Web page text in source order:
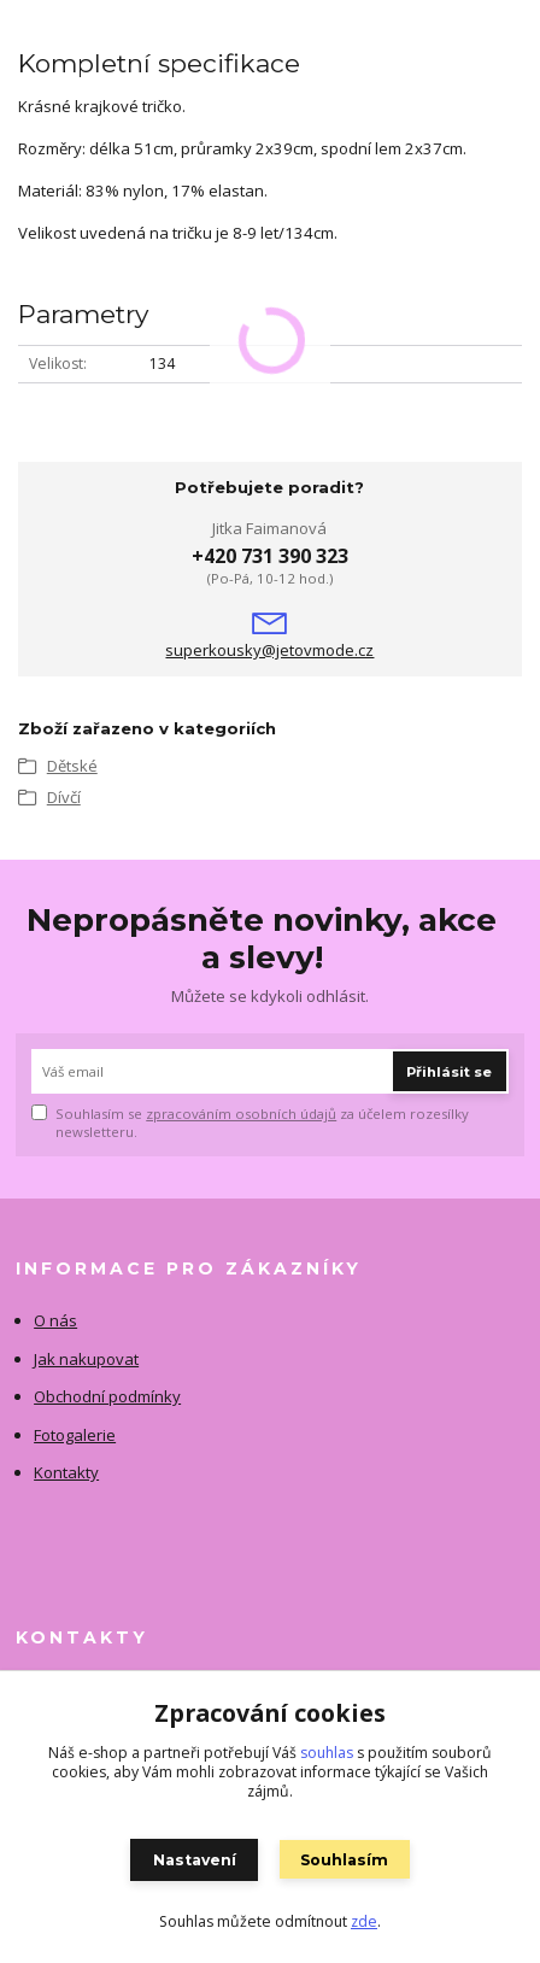
Kompletní specifikace
Krásné krajkové tričko.
Rozměry: délka 51cm, průramky 2x39cm, spodní lem 2x37cm.
Materiál: 83% nylon, 17% elastan.
Velikost uvedená na tričku je 8-9 let/134cm.
Parametry
Velikost 134
Potřebujete poradit?
Jitka Faimanová
+420 731 390 323
(Po-Pá, 10-12 hod.)
superkousky@jetovmode.cz
Zboží zařazeno v kategoriích
Dětské
Dívčí
Nepropásněte novinky, akce
a slevy!
Můžete se kdykoli odhlásit.
Přihlásit se
Souhlasím se zpracováním osobních údajů za účelem rozesílky
newsletteru.
INFORMACE PRO ZÁKAZNÍKY
O nás
Jak nakupovat
Obchodní podmínky
Fotogalerie
Kontakty
KONTAKTY
+420 731 390 323
superkousky@jetovmode.cz
Vytvořeno na Eshop-rychle.cz
Zpracování cookies
Náš e-shop a partneři potřebují Váš souhlas s použitím souborů
cookies, aby Vám mohli zobrazovat informace týkající se Vašich
zájmů.
Nastavení Souhlasím
Souhlas můžete odmítnout zde.